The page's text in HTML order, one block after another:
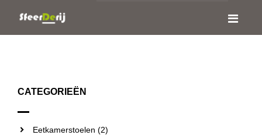
CATEGORIEËN
Eetkamerstoelen (2)